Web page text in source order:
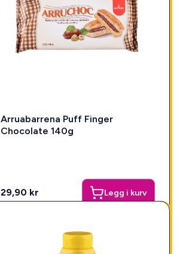
Arruabarrena Puff Finger
Chocolate 140g
29,90 kr Legg i kurv